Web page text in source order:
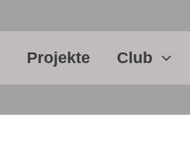
Projekte Club